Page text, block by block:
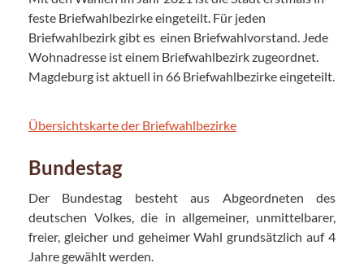
feste Briefwahlbezirke eingeteilt. Für jeden
Briefwahlbezirk gibt es einen Briefwahlvorstand. Jede
Wohnadresse ist einem Briefwahlbezirk zugeordnet.
Magdeburg ist aktuell in 66 Briefwahlbezirke eingeteilt.
Übersichtskarte der Briefwahlbezirke
Bundestag
Der Bundestag besteht aus Abgeordneten des
deutschen Volkes, die in allgemeiner, unmittelbarer,
freier, gleicher und geheimer Wahl grundsätzlich auf 4
Jahre gewählt werden.